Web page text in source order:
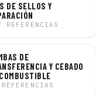
DE SELLOS Y
REFERENCIAS
DE
Y CEBADO
REFERENCIAS